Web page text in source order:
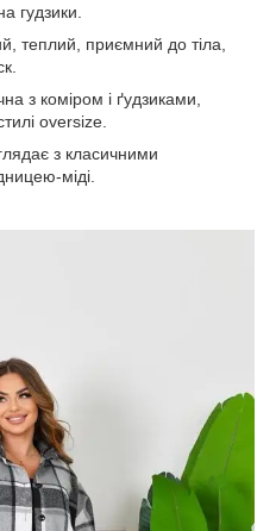
гудзики.
теплий, приємний до тіла,
з коміром і ґудзиками,
oversize.
з класичними
міді.